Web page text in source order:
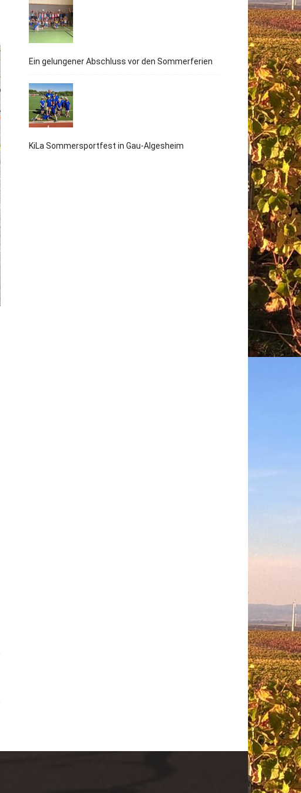
Ein gelungener Abschluss vor den Sommerferien
KiLa Sommersportfest in Gau-Algesheim